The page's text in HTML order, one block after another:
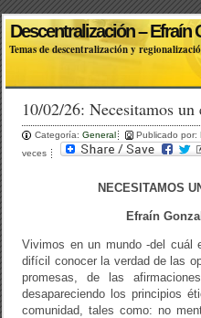
Descentralización – Efraín
Temas de descentralización y
10/02/26: Necesitamos
Categoría:General Publicado por:
veces
NECESITAMOS
Efraín
Vivimos en un mundo -del cuál
difícil conocer la verdad de las
promesas, de las
desapareciendo los principios
comunidad, tales como: no